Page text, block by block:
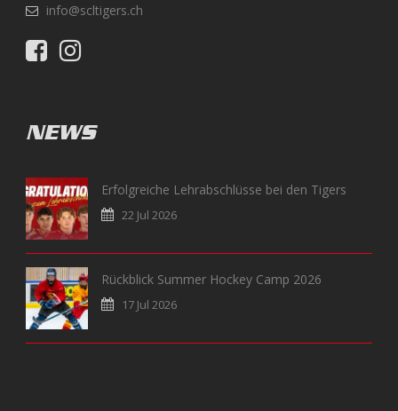
info@scltigers.ch
NEWS
Erfolgreiche Lehrabschlüsse bei den Tigers
22 Jul 2026
Rückblick Summer Hockey Camp 2026
17 Jul 2026